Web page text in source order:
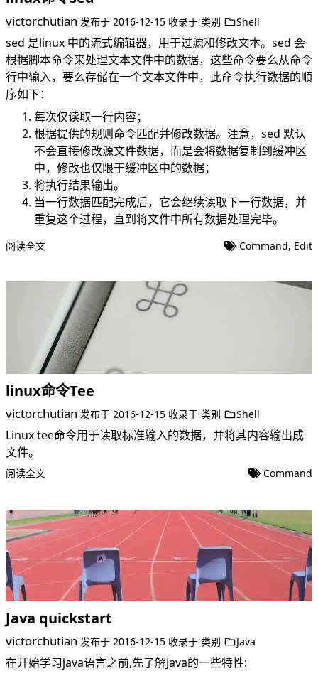
victorchutian 发布于 2016-12-15 收录于 类别 Shell
sed 是linux 中的流式编辑器，用于过滤和修改文本。sed 会
根据脚本命令来处理文本文件中的数据，这些命令要么从命令
行中输入，要么存储在一个文本文件中，此命令执行数据的顺
序如下：
每次仅读取一行内容；
根据提供的规则命令匹配并修改数据。注意，sed 默认
不会直接修改源文件数据，而是会将数据复制到缓冲区
中，修改也仅限于缓冲区中的数据；
将执行结果输出。
当一行数据匹配完成后，它会继续读取下一行数据，并
重复这个过程，直到将文件中所有数据处理完毕。
阅读全文 Command, Edit
linux命令Tee
victorchutian 发布于 2016-12-15 收录于 类别 Shell
Linux tee命令用于读取标准输入的数据，并将其内容输出成
文件。
阅读全文 Command
Java quickstart
victorchutian 发布于 2016-12-15 收录于 类别 Java
在开始学习java语言之前,先了解Java的一些特性: